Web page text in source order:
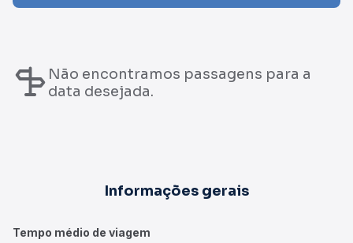
Não encontramos passagens para a
data desejada.
Informações gerais
Tempo médio de viagem